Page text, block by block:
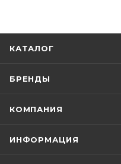
КАТАЛОГ
БРЕНДЫ
КОМПАНИЯ
ИНФОРМАЦИЯ